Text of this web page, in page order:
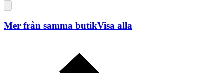
Mer från samma butikVisa alla